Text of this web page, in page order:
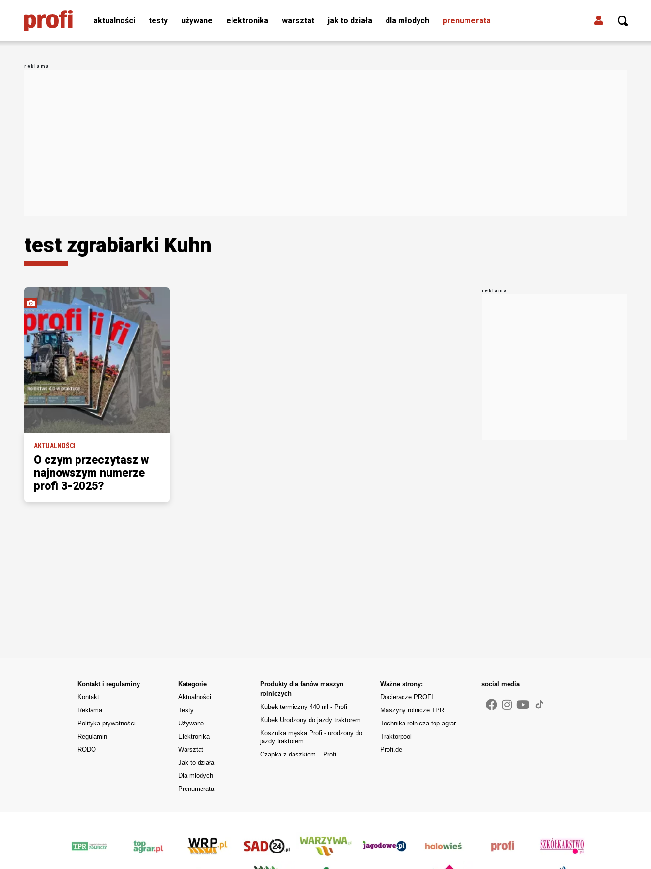
aktualności testy używane elektronika warsztat jak to działa dla młodych prenumerata
test zgrabiarki Kuhn
AKTUALNOŚCI
O czym przeczytasz w
najnowszym numerze
profi 3-2025?
Kontakt i regulaminy
Kontakt
Reklama
Polityka prywatności
Regulamin
RODO
Kategorie
Aktualności
Testy
Używane
Elektronika
Warsztat
Jak to działa
Dla młodych
Prenumerata
Produkty dla fanów maszyn
rolniczych
Kubek termiczny 440 ml - Profi
Kubek Urodzony do jazdy traktorem
Koszulka męska Profi - urodzony do
jazdy traktorem
Czapka z daszkiem – Profi
Ważne strony:
Docieracze PROFI
Maszyny rolnicze TPR
Technika rolnicza top agrar
Traktorpool
Profi.de
social media